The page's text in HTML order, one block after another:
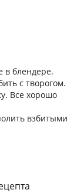
в блендере.
с творогом.
Все хорошо
взбитыми